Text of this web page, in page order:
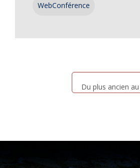
WebConférence
Du plus ancien